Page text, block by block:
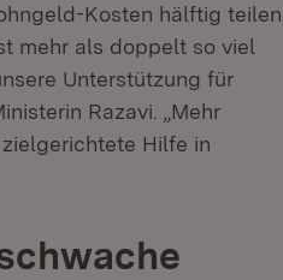
Kosten hälftig teilen,
mehr als doppelt so viel
Unterstützung für
Razavi. „Mehr
Hilfe in